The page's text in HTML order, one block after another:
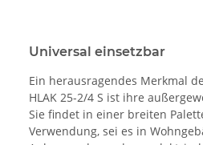
Universal einsetzbar
Ein herausragendes Merkmal
HLAK 25-2/4 S ist ihre
Sie findet in einer breiten
Verwendung, sei es in